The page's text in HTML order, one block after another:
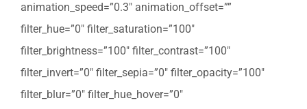
animation_speed=”0.3″ animation_offset=””
filter_hue=”0″ filter_saturation=”100″
filter_brightness=”100″ filter_contrast=”100″
filter_invert=”0″ filter_sepia=”0″ filter_opacity=”100″
filter_blur=”0″ filter_hue_hover=”0″